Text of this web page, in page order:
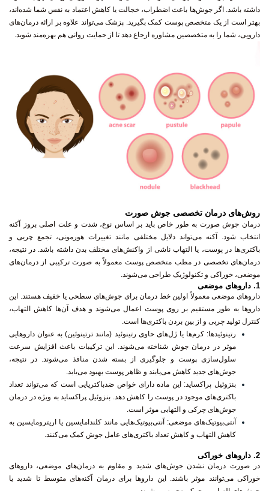
دارویی، شما را به متخصصین مشاوره ارجاع دهد تا از حمایت روانی هم بهره‌مند شوید.
روش‌های درمان تخصصی جوش صورت
درمان جوش صورت به طور خاص باید بر اساس نوع، شدت و علت اصلی بروز آکنه
انتخاب شود. آکنه می‌تواند دلایل مختلفی مانند تغییرات هورمونی، تجمع چربی و
باکتری‌ها در پوست، یا التهاب ناشی از واکنش‌های مختلف بدن داشته باشد. در نتیجه،
درمان‌های تخصصی در مطب متخصص پوست معمولاً به صورت ترکیبی از درمان‌های
موضعی، خوراکی و تکنولوژیک طراحی می‌شوند.
1. داروهای موضعی
داروهای موضعی معمولاً اولین خط درمان برای جوش‌های سطحی یا خفیف هستند. این
داروها به طور مستقیم بر روی پوست اعمال می‌شوند و هدف آن‌ها کاهش التهاب،
کنترل تولید چربی و از بین بردن باکتری‌ها است.
رتینوئیدها: کرم‌ها یا ژل‌های حاوی رتینوئید (مانند ترتینوئین) به عنوان داروهایی
موثر در درمان جوش شناخته می‌شوند. این ترکیبات باعث افزایش سرعت
سلول‌سازی پوست و جلوگیری از بسته شدن منافذ می‌شوند. در نتیجه،
جوش‌های جدید کاهش می‌یابند و ظاهر پوست بهبود می‌یابد.
بنزوئیل پراکساید: این ماده دارای خواص ضدباکتریایی است که می‌تواند تعداد
باکتری‌های موجود در پوست را کاهش دهد. بنزوئیل پراکساید به ویژه در درمان
جوش‌های چرکی و التهابی موثر است.
آنتی‌بیوتیک‌های موضعی: آنتی‌بیوتیک‌هایی مانند کلندامایسین یا اریترومایسین به
کاهش التهاب و کاهش تعداد باکتری‌های عامل جوش کمک می‌کنند.
2. داروهای خوراکی
در صورت درمان نشدن جوش‌های شدید و مقاوم به درمان‌های موضعی، داروهای
خوراکی می‌توانند موثر باشند. این داروها برای درمان آکنه‌های متوسط تا شدید یا